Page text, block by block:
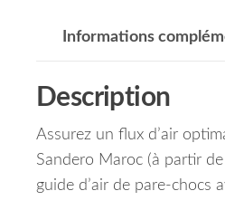
Informations
Description
Assurez un flux d’air
Sandero Maroc (à partir
guide d’air de pare-chocs